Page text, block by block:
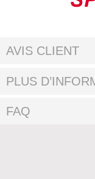
AVIS CLIENT
PLUS
FAQ